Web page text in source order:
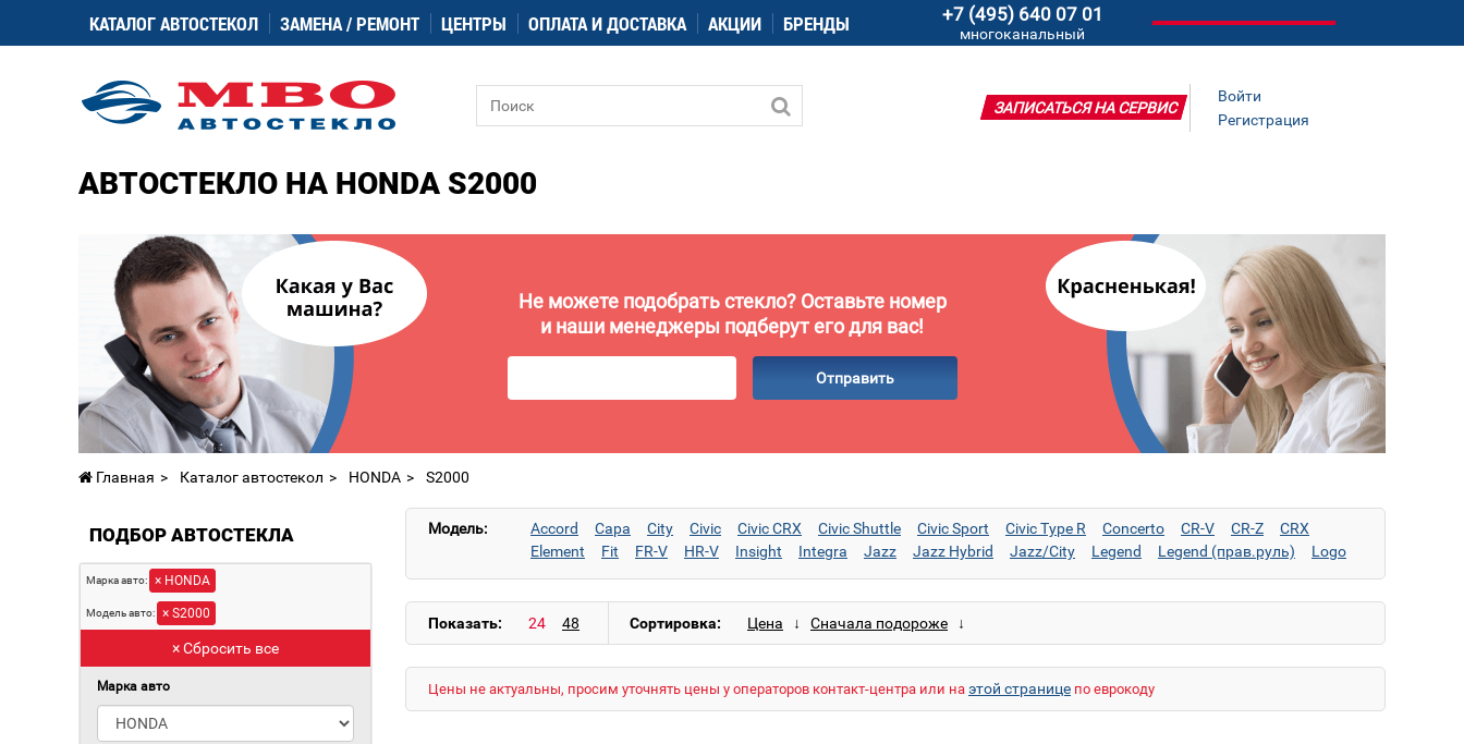
КАТАЛОГ АВТОСТЕКОЛ ЗАМЕНА / РЕМОНТ ЦЕНТРЫ ОПЛАТА И ДОСТАВКА АКЦИИ БРЕНДЫ +7 (495) 640 07 01
многоканальный
Войти
Регистрация
ЗАПИСАТЬСЯ НА СЕРВИС
АВТОСТЕКЛО НА HONDA S2000
Не можете подобрать стекло? Оставьте номер
и наши менеджеры подберут его для вас!
Отправить
Главная Каталог автостекол HONDA S2000
ПОДБОР АВТОСТЕКЛА
Марка авто: × HONDA
Модель авто: × S2000
× Сбросить все
Марка авто
Модель: Accord Capa City Civic Civic CRX Civic Shuttle Civic Sport Civic Type R Concerto CR-V CR-Z
CRX
Element
Fit FR-V HR-V Insight Integra Jazz Jazz Hybrid Jazz/City Legend Legend (прав.руль)
Logo
Показать: Сортировка:
Цены не актуальны, просим уточнять цены у операторов контакт-центра или на этой странице по еврокоду